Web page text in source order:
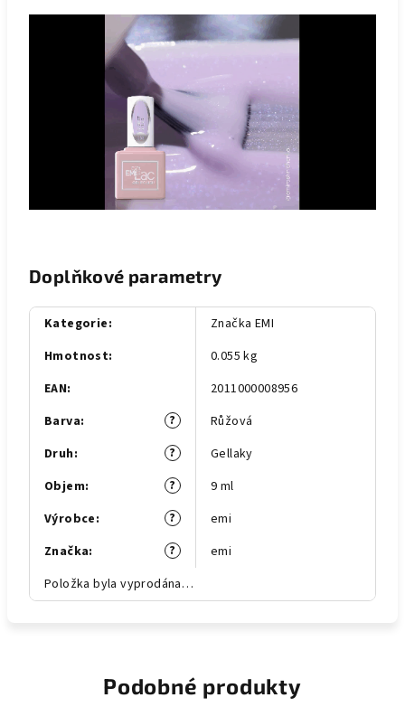
Doplňkové parametry
Kategorie:
Značka EMI
Hmotnost:
0.055 kg
EAN:
2011000008956
?
Barva:
Růžová
?
Druh:
Gellaky
?
Objem:
9 ml
?
Výrobce:
emi
?
Značka:
emi
Položka byla vyprodána…
Podobné produkty